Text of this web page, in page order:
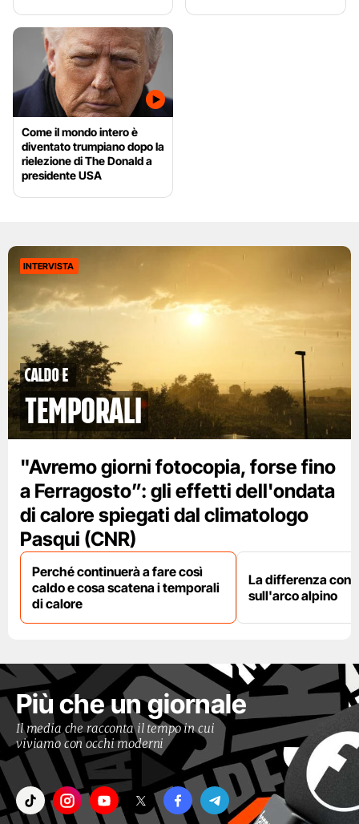
Come il mondo intero è
diventato trumpiano dopo la
rielezione di The Donald a
presidente USA
INTERVISTA
caldo e
temporali
"Avremo giorni fotocopia, forse fino
a Ferragosto”: gli effetti dell'ondata
di calore spiegati dal climatologo
Pasqui (CNR)
Perché continuerà a fare così
caldo e cosa scatena i temporali
di calore
La differenza con
sull'arco alpino
Più che un giornale
Il media che racconta il tempo in cui
viviamo con occhi moderni